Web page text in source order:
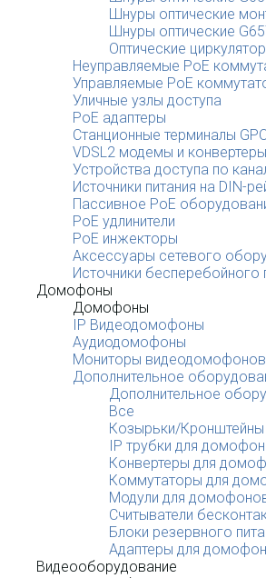
Шнуры оптические
Шнуры оптические
Оптические
Неуправляемые PoE
Управляемые PoE
Уличные узлы доступа
PoE адаптеры
Станционные терминалы
VDSL2 модемы и конвертеры
Устройства доступа по
Источники питания на DIN-
Пассивное PoE
PoE удлинители
PoE инжекторы
Аксессуары сетевого
Источники бесперебойного
Домофоны
Домофоны
IP Видеодомофоны
Аудиодомофоны
Мониторы видеодомофонов
Дополнительное
Дополнительное
Все
Козырьки/
IP трубки для
Конвертеры для
Коммутаторы для
Модули для
Считыватели
Блоки резервного
Адаптеры для
Видеооборудование